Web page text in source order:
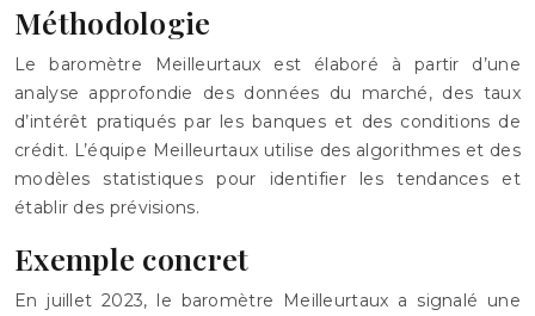
Méthodologie
Le baromètre Meilleurtaux est élaboré à partir d’une
analyse approfondie des données du marché, des taux
d’intérêt pratiqués par les banques et des conditions de
crédit. L’équipe Meilleurtaux utilise des algorithmes et des
modèles statistiques pour identifier les tendances et
établir des prévisions.
Exemple concret
En juillet 2023, le baromètre Meilleurtaux a signalé une